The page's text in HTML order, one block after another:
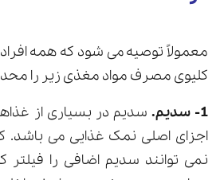
معمولاً توصیه می شود که همه افراد
کلیوی مصرف مواد مغذی زیر را
1- سدیم.
سدیم در بسیاری از
اجزای اصلی نمک غذایی می باشد.
نمی توانند سدیم اضافی را فیلتر